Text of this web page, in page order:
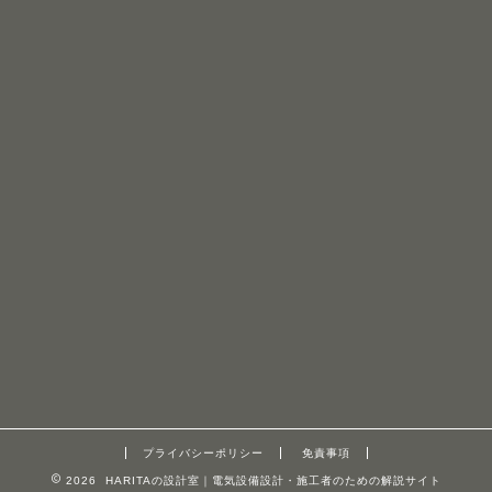
プライバシーポリシー 免責事項
2026 HARITAの設計室｜電気設備設計・施工者のための解説サイト